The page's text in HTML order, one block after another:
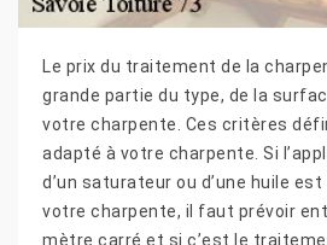
Le prix du traitement de la
grande partie du type, de la
votre charpente. Ces critères
adapté à votre charpente. Si
d’un saturateur ou d’une huile
votre charpente, il faut prévoir
mètre carré et si c’est le